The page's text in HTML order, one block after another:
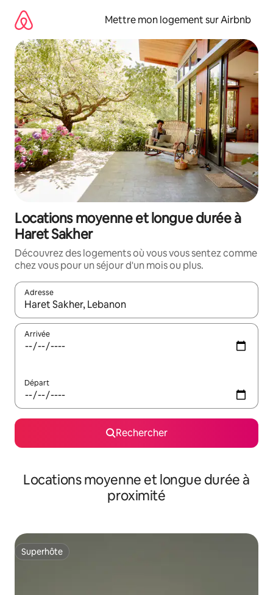
directement
contenu
Mettre mon logement sur Airbnb
Locations moyenne et longue durée à
Haret Sakher
Découvrez des logements où vous vous sentez comme
chez vous pour un séjour d'un mois ou plus.
Adresse
Lorsque les résultats s'affichent, utilisez les flèches vers le
Arrivée
Départ
Rechercher
Locations moyenne et longue durée à
proximité
Superhôte
Superhôte